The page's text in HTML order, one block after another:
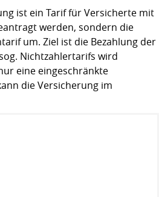
ist ein Tarif für Versicherte mit
werden, sondern die
um. Ziel ist die Bezahlung der
Nichtzahlertarifs wird
eine eingeschränkte
die Versicherung im